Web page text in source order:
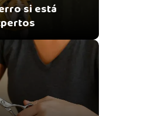
si está